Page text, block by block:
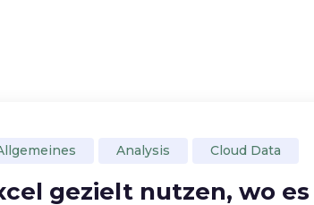
Analysis Cloud Data
gezielt nutzen, wo